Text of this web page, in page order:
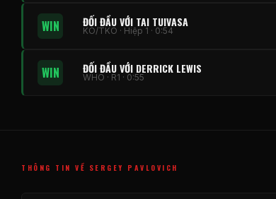
WIN ĐỐI ĐẦU VỚI TAI TUIVASA
KO/TKO · Hiệp 1 · 0:54
WIN ĐỐI ĐẦU VỚI DERRICK LEWIS
WHO · R1 · 0:55
THÔNG TIN VỀ SERGEY PAVLOVICH